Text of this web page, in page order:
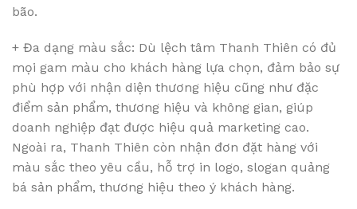
bão.
+ Đa dạng màu sắc: Dù lệch tâm Thanh Thiên có đủ
mọi gam màu cho khách hàng lựa chọn, đảm bảo sự
phù hợp với nhận diện thương hiệu cũng như đặc
điểm sản phẩm, thương hiệu và không gian, giúp
doanh nghiệp đạt được hiệu quả marketing cao.
Ngoài ra, Thanh Thiên còn nhận đơn đặt hàng với
màu sắc theo yêu cầu, hỗ trợ in logo, slogan quảng
bá sản phẩm, thương hiệu theo ý khách hàng.